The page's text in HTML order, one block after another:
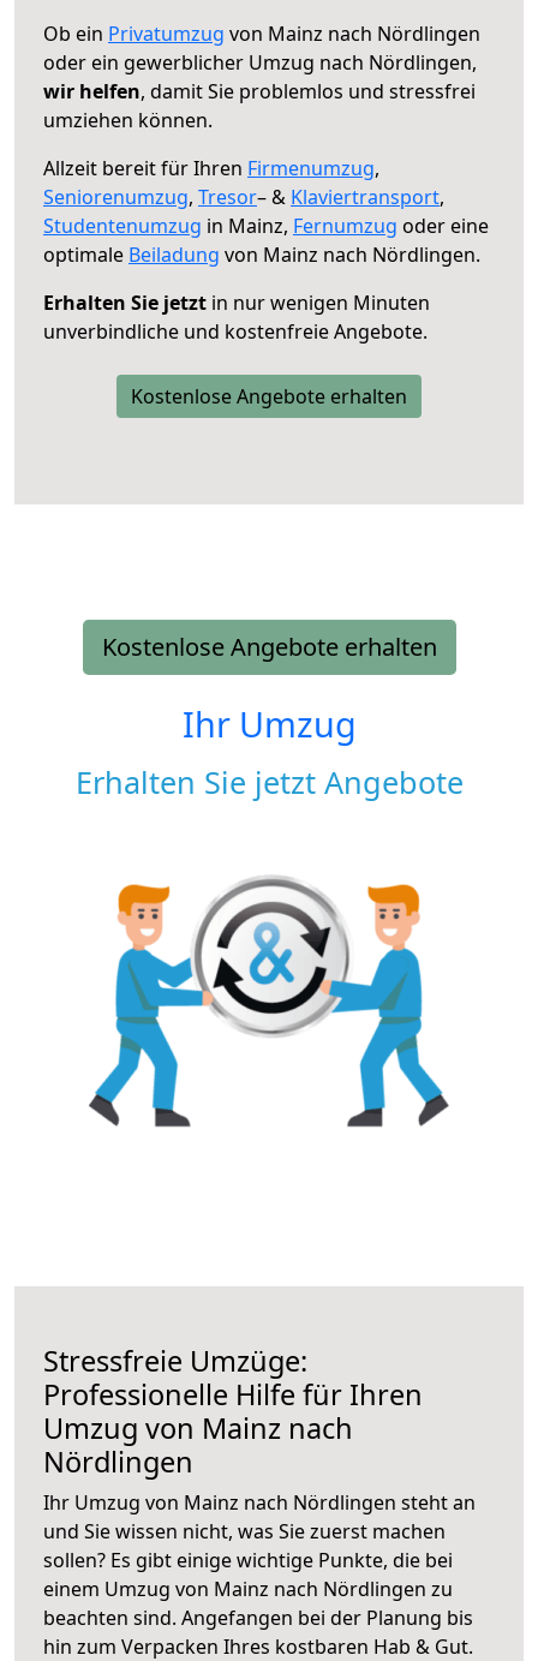
Ob ein Privatumzug von Mainz nach Nördlingen
oder ein gewerblicher Umzug nach Nördlingen,
wir helfen, damit Sie problemlos und stressfrei
umziehen können.
Allzeit bereit für Ihren Firmenumzug,
Seniorenumzug, Tresor– & Klaviertransport,
Studentenumzug in Mainz, Fernumzug oder eine
optimale Beiladung von Mainz nach Nördlingen.
Erhalten Sie jetzt in nur wenigen Minuten
unverbindliche und kostenfreie Angebote.
Kostenlose Angebote erhalten
Kostenlose Angebote erhalten
Ihr Umzug
Erhalten Sie jetzt Angebote
Stressfreie Umzüge:
Professionelle Hilfe für Ihren
Umzug von Mainz nach
Nördlingen
Ihr Umzug von Mainz nach Nördlingen steht an
und Sie wissen nicht, was Sie zuerst machen
sollen? Es gibt einige wichtige Punkte, die bei
einem Umzug von Mainz nach Nördlingen zu
beachten sind. Angefangen bei der Planung bis
hin zum Verpacken Ihres kostbaren Hab & Gut.